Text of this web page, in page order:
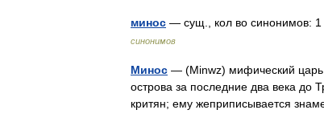
минос — сущ., кол во синонимов:
синонимов
Минос — (Minwz) мифический царь
острова за последние два века до
критян; ему жеприписывается